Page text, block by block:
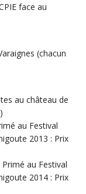
face au
(chacun
au château de
au Festival
2013 : Prix
au Festival
2014 : Prix